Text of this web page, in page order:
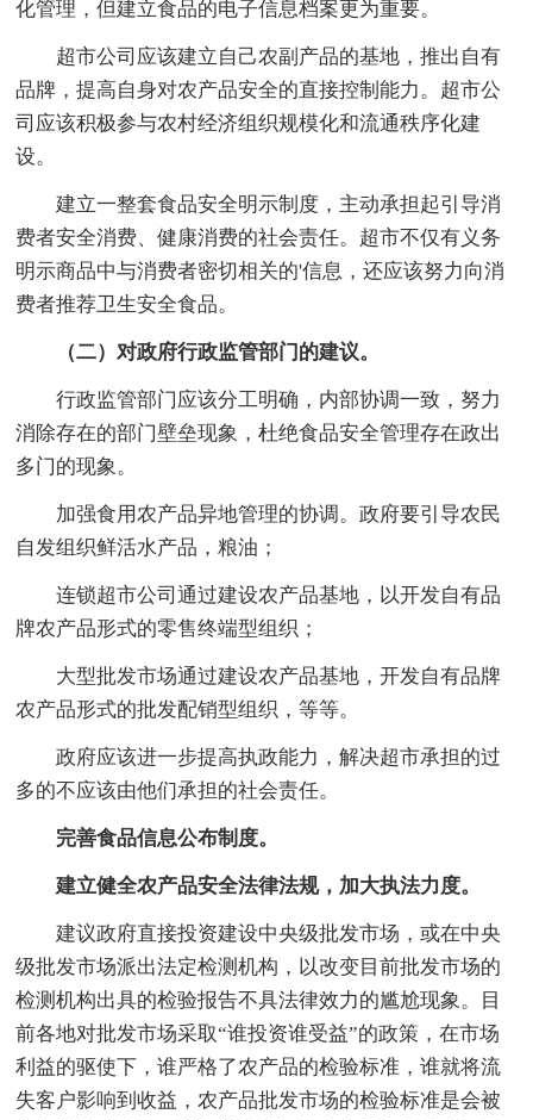
化管理，但建立食品的电子信息档案更为重要。
超市公司应该建立自己农副产品的基地，推出自有
品牌，提高自身对农产品安全的直接控制能力。超市公
司应该积极参与农村经济组织规模化和流通秩序化建
设。
建立一整套食品安全明示制度，主动承担起引导消
费者安全消费、健康消费的社会责任。超市不仅有义务
明示商品中与消费者密切相关的'信息，还应该努力向消
费者推荐卫生安全食品。
（二）对政府行政监管部门的建议。
行政监管部门应该分工明确，内部协调一致，努力
消除存在的部门壁垒现象，杜绝食品安全管理存在政出
多门的现象。
加强食用农产品异地管理的协调。政府要引导农民
自发组织鲜活水产品，粮油；
连锁超市公司通过建设农产品基地，以开发自有品
牌农产品形式的零售终端型组织；
大型批发市场通过建设农产品基地，开发自有品牌
农产品形式的批发配销型组织，等等。
政府应该进一步提高执政能力，解决超市承担的过
多的不应该由他们承担的社会责任。
完善食品信息公布制度。
建立健全农产品安全法律法规，加大执法力度。
建议政府直接投资建设中央级批发市场，或在中央
级批发市场派出法定检测机构，以改变目前批发市场的
检测机构出具的检验报告不具法律效力的尴尬现象。目
前各地对批发市场采取“谁投资谁受益”的政策，在市场
利益的驱使下，谁严格了农产品的检验标准，谁就将流
失客户影响到收益，农产品批发市场的检验标准是会被